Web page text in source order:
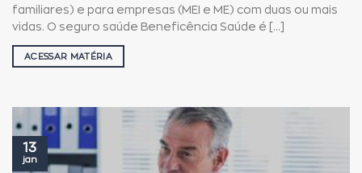
familiares) e para empresas (MEI e ME) com duas ou mais
vidas. O seguro saúde Beneficência Saúde é [...]
ACESSAR MATÉRIA
13
jan